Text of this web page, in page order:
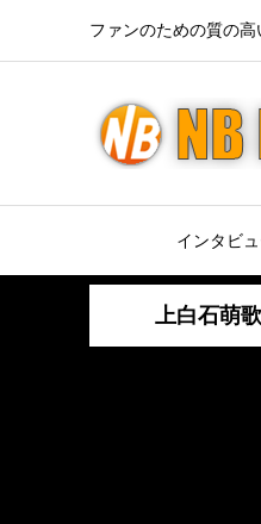
ファンのための質の高
インタビ
上白石萌歌